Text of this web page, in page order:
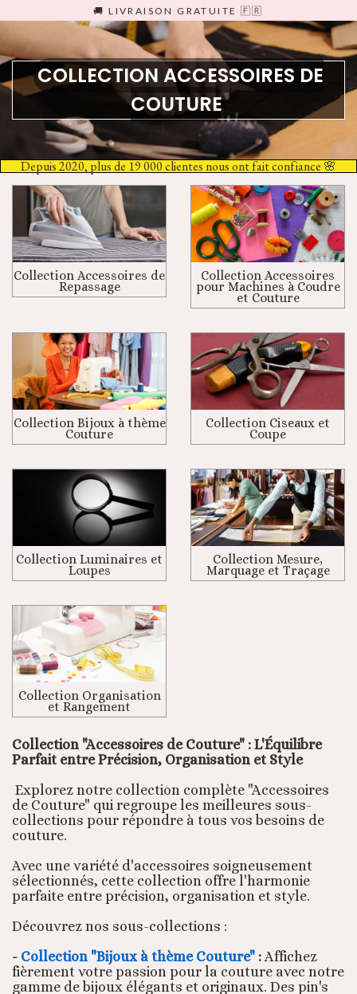
🚚 LIVRAISON GRATUITE 🇫🇷
COLLECTION ACCESSOIRES DE
COUTURE
Depuis 2020, plus de 19 000 clientes nous ont fait confiance 🌸
Collection Accessoires de
Repassage
Collection Accessoires
pour Machines à Coudre
et Couture
Collection Bijoux à thème
Couture
Collection Ciseaux et
Coupe
Collection Luminaires et
Loupes
Collection Mesure,
Marquage et Traçage
Collection Organisation
et Rangement
Collection "Accessoires de Couture" : L'Équilibre
Parfait entre Précision, Organisation et Style
Explorez notre collection complète "Accessoires
de Couture" qui regroupe les meilleures sous-
collections pour répondre à tous vos besoins de
couture.
Avec une variété d'accessoires soigneusement
sélectionnés, cette collection offre l'harmonie
parfaite entre précision, organisation et style.
Découvrez nos sous-collections :
- Collection "Bijoux à thème Couture" :Affichez
fièrement votre passion pour la couture avec notre
gamme de bijoux élégants et originaux. Des pin's